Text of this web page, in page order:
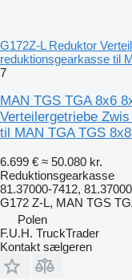
G172Z-L Reduktor
reduktionsgearkasse til
7
MAN TGS TGA 8x6
Verteilergetriebe
til MAN TGA TGS
6.699 € ≈ 50.080 kr.
Reduktionsgearkasse
81.37000-7412,
G172 Z-L, MAN TGS
Polen
F.U.H. TruckTrader
Kontakt sælgeren